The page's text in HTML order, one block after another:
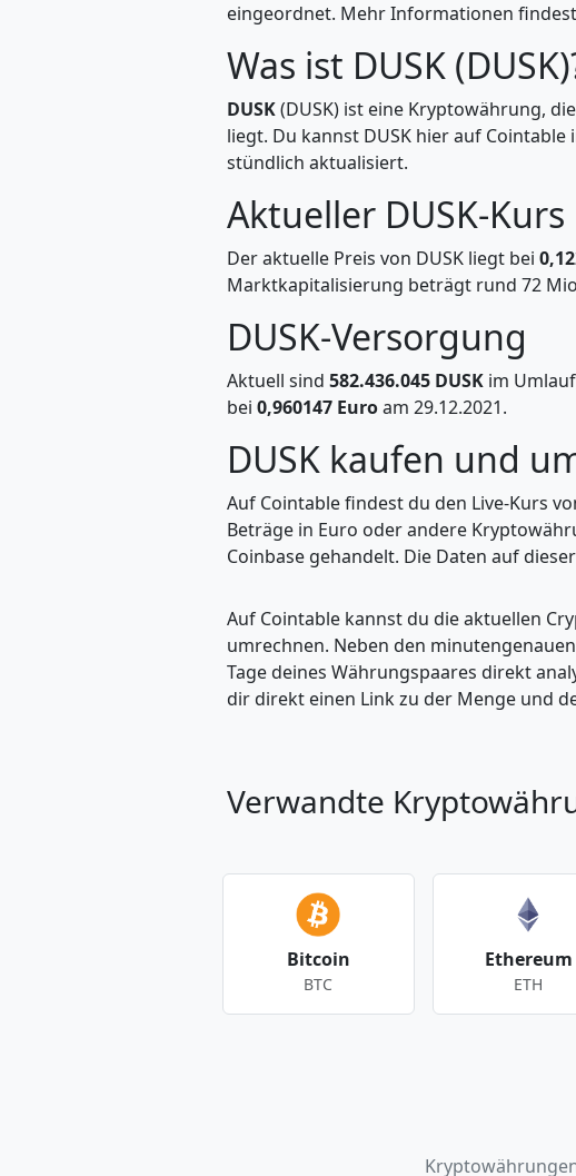
eingeordnet. Mehr Informationen
Was ist DUSK
DUSK(DUSK) ist eine Kryptowährung,
liegt. Du kannst DUSK hier auf
stündlich aktualisiert.
Aktueller DUSK-Kurs
Der aktuelle Preis von DUSK liegt bei
Marktkapitalisierung beträgt rund 72
DUSK-Versorgung
Aktuell sind 582.436.045 DUSK im
bei 0,960147 Euroam 29.12.2021.
DUSK kaufen und
Auf Cointable findest du den Live-Kurs
Beträge in Euro oder andere
Coinbase gehandelt. Die Daten auf
Auf Cointable kannst du die aktuellen
umrechnen. Neben den
Tage deines Währungspaares direkt
dir direkt einen Link zu der Menge und
Verwandte
Bitcoin
BTC
Ethereum
ETH